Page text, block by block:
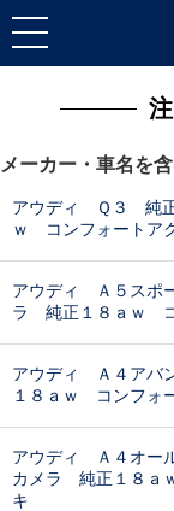
メーカー・車名を
アウディ Ｑ３ 純
ｗ コンフォートア
アウディ Ａ５スポ
ラ 純正１８ａｗ
アウディ Ａ４アバ
１８ａｗ コンフォ
アウディ Ａ４オー
カメラ 純正１８ａ
キ